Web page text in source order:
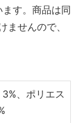
す。商品は同
ませんので、
、ポリエス